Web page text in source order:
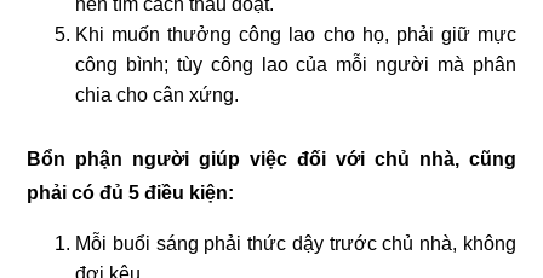
Khi muốn thưởng công lao cho họ, phải giữ mực
công bình; tùy công lao của mỗi người mà phân
chia cho cân xứng.
Bổn phận người giúp việc đối với chủ nhà, cũng
phải có đủ 5 điều kiện:
Mỗi buổi sáng phải thức dậy trước chủ nhà, không
đợi kêu.